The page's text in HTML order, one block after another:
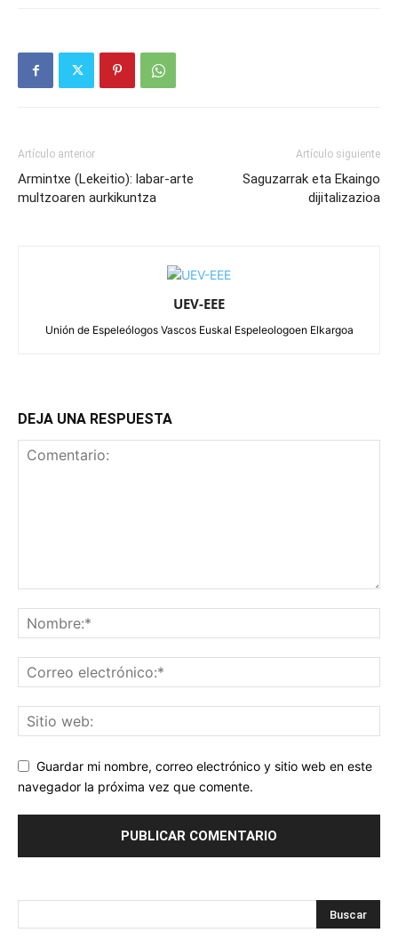
Artículo anterior
Armintxe (Lekeitio): labar-arte
multzoaren aurkikuntza
Artículo siguiente
Saguzarrak eta Ekaingo
dijitalizazioa
UEV-EEE
Unión de Espeleólogos Vascos Euskal Espeleologoen Elkargoa
DEJA UNA RESPUESTA
Guardar mi nombre, correo electrónico y sitio web en este
navegador la próxima vez que comente.